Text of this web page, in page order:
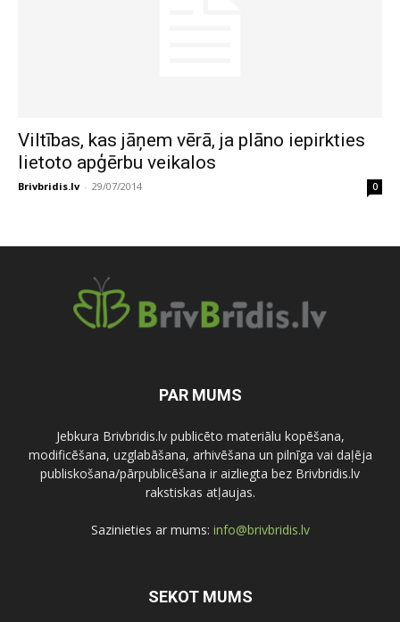
Viltības, kas jāņem vērā, ja plāno iepirkties
lietoto apģērbu veikalos
Brivbridis.lv - 29/07/2014 0
PAR MUMS
Jebkura Brivbridis.lv publicēto materiālu kopēšana,
modificēšana, uzglabāšana, arhivēšana un pilnīga vai daļēja
publiskošana/pārpublicēšana ir aizliegta bez Brivbridis.lv
rakstiskas atļaujas.
Sazinieties ar mums: info@brivbridis.lv
SEKOT MUMS